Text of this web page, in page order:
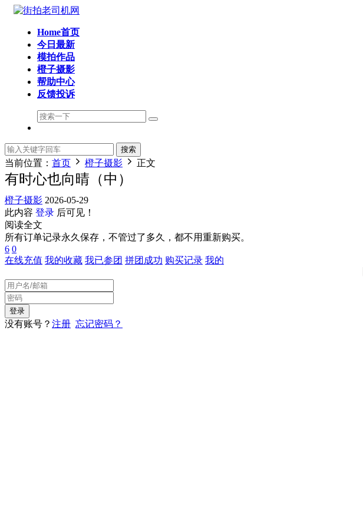
Home首页
今日最新
模拍作品
橙子摄影
帮助中心
反馈投诉
搜索
当前位置： 首页 橙子摄影 正文
有时心也向晴（中）
橙子摄影 2026-05-29
此内容 登录 后可见！
阅读全文
所有订单记录永久保存，不管过了多久，都不用重新购买。
6 0
在线充值 我的收藏 我已参团 拼团成功 购买记录 我的
没有账号？ 注册 忘记密码？